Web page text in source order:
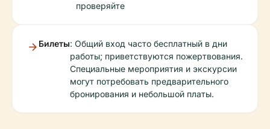
проверяйте
Билеты: Общий вход часто бесплатный в дни
работы; приветствуются пожертвования.
Специальные мероприятия и экскурсии
могут потребовать предварительного
бронирования и небольшой платы.